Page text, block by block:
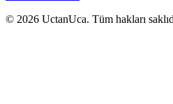
© 2026 UctanUca. Tüm hakları